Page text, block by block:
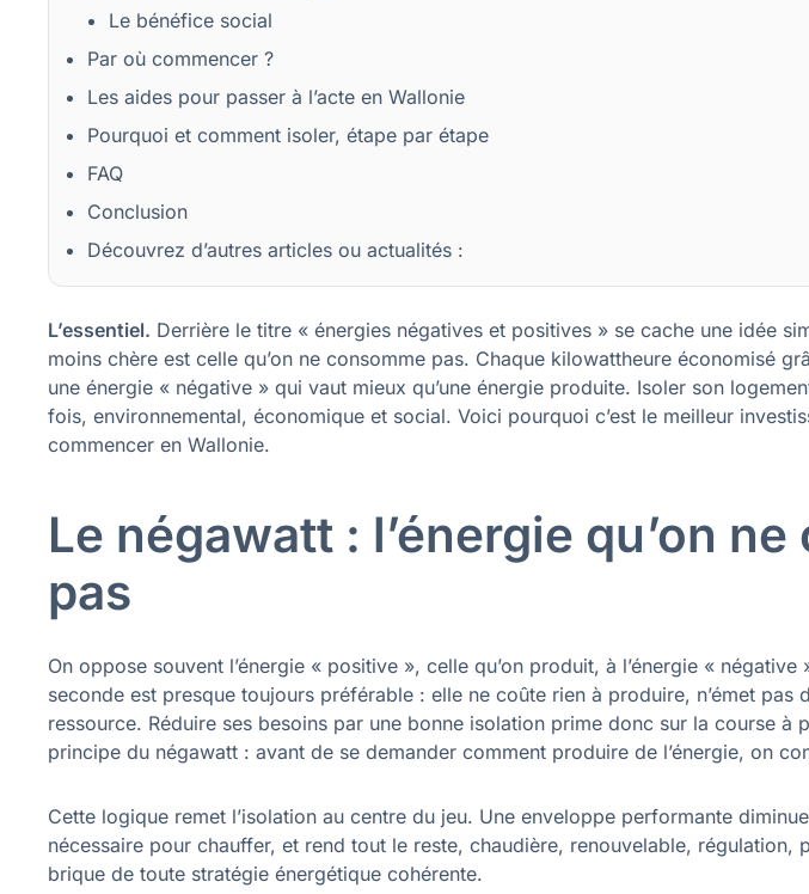
Le bénéfice social
Par où commencer ?
Les aides pour passer à l’acte en Wallonie
Pourquoi et comment isoler, étape par étape
FAQ
Conclusion
Découvrez d’autres articles ou actualités :
L’essentiel. Derrière le titre « énergies négatives et positives » se cache une idée
moins chère est celle qu’on ne consomme pas. Chaque kilowattheure économisé
une énergie « négative » qui vaut mieux qu’une énergie produite. Isoler son
fois, environnemental, économique et social. Voici pourquoi c’est le meilleur
commencer en Wallonie.
Le négawatt : l’énergie qu’on
pas
On oppose souvent l’énergie « positive », celle qu’on produit, à l’énergie « négative
seconde est presque toujours préférable : elle ne coûte rien à produire, n’émet pas
ressource. Réduire ses besoins par une bonne isolation prime donc sur la course à
principe du négawatt : avant de se demander comment produire de l’énergie, on
Cette logique remet l’isolation au centre du jeu. Une enveloppe performante
nécessaire pour chauffer, et rend tout le reste, chaudière, renouvelable, régulation,
brique de toute stratégie énergétique cohérente.